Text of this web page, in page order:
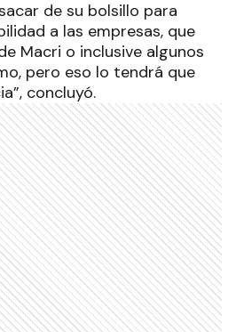
de su bolsillo para
a las empresas, que
Macri o inclusive algunos
pero eso lo tendrá que
concluyó.